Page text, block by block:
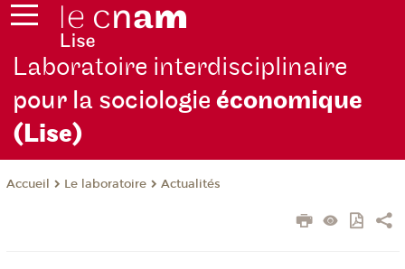
Laboratoire interdisciplinaire
pour la sociologieéconomique
(Lise)
Accueil Le laboratoire Actualités